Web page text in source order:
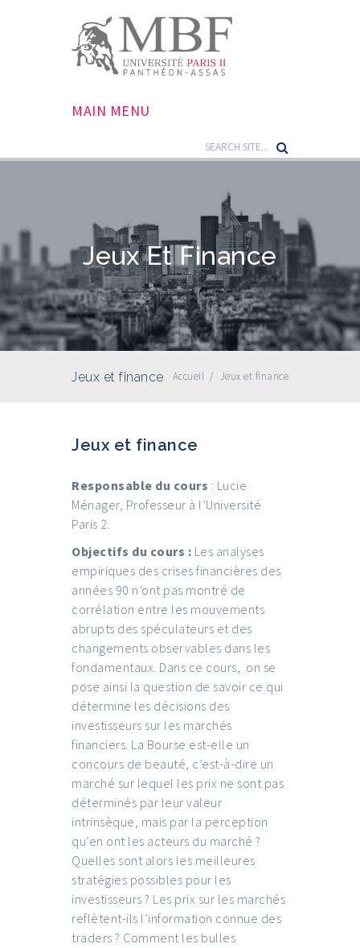
MAIN MENU
Jeux Et Finance
Jeux et finance Accueil / Jeux et finance
Jeux et finance
Responsable du cours : Lucie
Ménager, Professeur à l’Université
Paris 2.
Objectifs du cours : Les analyses
empiriques des crises financières des
années 90 n’ont pas montré de
corrélation entre les mouvements
abrupts des spéculateurs et des
changements observables dans les
fondamentaux. Dans ce cours, on se
pose ainsi la question de savoir ce qui
détermine les décisions des
investisseurs sur les marchés
financiers. La Bourse est-elle un
concours de beauté, c’est-à-dire un
marché sur lequel les prix ne sont pas
déterminés par leur valeur
intrinsèque, mais par la perception
qu’en ont les acteurs du marché ?
Quelles sont alors les meilleures
stratégies possibles pour les
investisseurs ? Les prix sur les marchés
reflètent-ils l’information connue des
traders ? Comment les bulles